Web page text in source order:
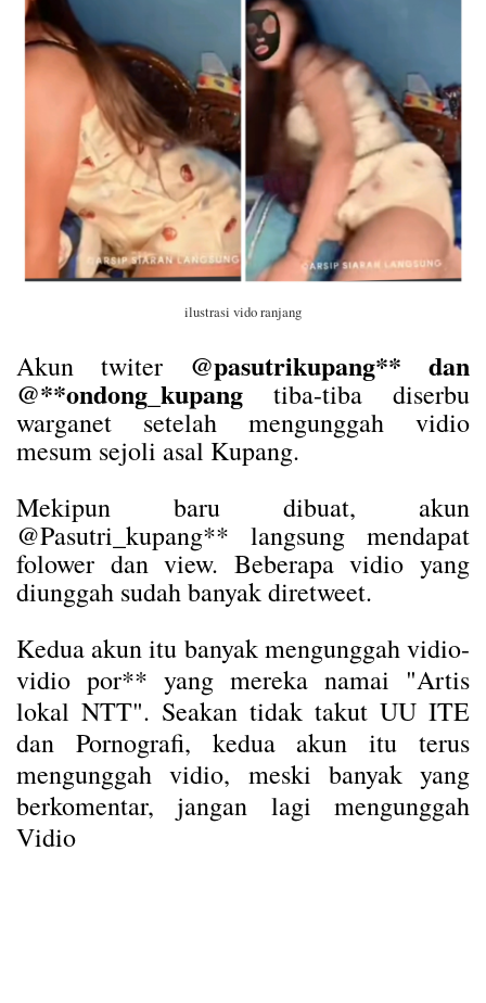
ilustrasi vido ranjang
Akun twiter @pasutrikupang** dan
@**ondong_kupang tiba-tiba diserbu
warganet setelah mengunggah vidio
mesum sejoli asal Kupang.
Mekipun baru dibuat, akun
@Pasutri_kupang** langsung mendapat
folower dan view. Beberapa vidio yang
diunggah sudah banyak diretweet.
Kedua akun itu banyak mengunggah vidio-
vidio por** yang mereka namai "Artis
lokal NTT". Seakan tidak takut UU ITE
dan Pornografi, kedua akun itu terus
mengunggah vidio, meski banyak yang
berkomentar, jangan lagi mengunggah
Vidio